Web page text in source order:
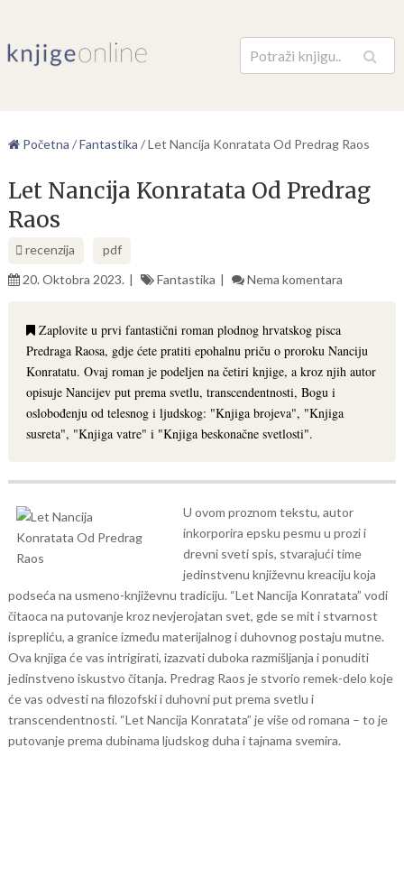
Pretraga
Početna /Fantastika /Let Nancija Konratata Od Predrag Raos
Let Nancija Konratata Od Predrag
Raos
recenzija
pdf
20. Oktobra 2023.
Fantastika Nema komentara
Zaplovite u prvi fantastični roman plodnog hrvatskog pisca
Predraga Raosa, gdje ćete pratiti epohalnu priču o proroku Nanciju
Konratatu. Ovaj roman je podeljen na četiri knjige, a kroz njih autor
opisuje Nancijev put prema svetlu, transcendentnosti, Bogu i
oslobođenju od telesnog i ljudskog: "Knjiga brojeva", "Knjiga
susreta", "Knjiga vatre" i "Knjiga beskonačne svetlosti".
U ovom proznom tekstu, autor
inkorporira epsku pesmu u prozi i
drevni sveti spis, stvarajući time
jedinstvenu književnu kreaciju koja
podseća na usmeno-književnu tradiciju. “Let Nancija Konratata” vodi
čitaoca na putovanje kroz nevjerojatan svet, gde se mit i stvarnost
isprepliću, a granice između materijalnog i duhovnog postaju mutne.
Ova knjiga će vas intrigirati, izazvati duboka razmišljanja i ponuditi
jedinstveno iskustvo čitanja. Predrag Raos je stvorio remek-delo koje
će vas odvesti na filozofski i duhovni put prema svetlu i
transcendentnosti. “Let Nancija Konratata” je više od romana – to je
putovanje prema dubinama ljudskog duha i tajnama svemira.